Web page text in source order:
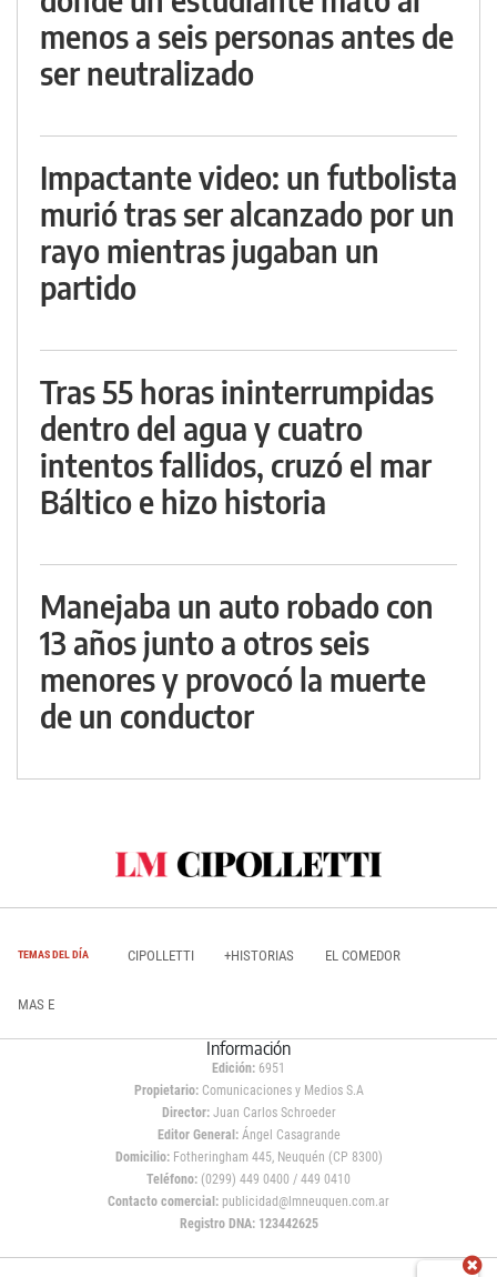
menos a seis personas antes de
ser neutralizado
Impactante video: un futbolista
murió tras ser alcanzado por un
rayo mientras jugaban un
partido
Tras 55 horas ininterrumpidas
dentro del agua y cuatro
intentos fallidos, cruzó el mar
Báltico e hizo historia
Manejaba un auto robado con
13 años junto a otros seis
menores y provocó la muerte
de un conductor
TEMAS DEL DÍA CIPOLLETTI +HISTORIAS EL COMEDOR
MAS E
Información
Edición: 6951
Propietario:Comunicaciones y Medios S.A
Director: Juan Carlos Schroeder
Editor General:Ángel Casagrande
Domicilio:Fotheringham 445, Neuquén (CP 8300)
Teléfono: (0299) 449 0400 / 449 0410
Contacto comercial: publicidad@lmneuquen.com.ar
Registro DNA: 123442625